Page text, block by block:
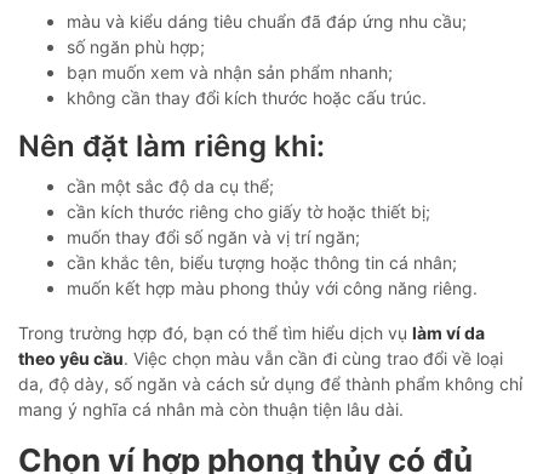
màu và kiểu dáng tiêu chuẩn đã đáp ứng nhu cầu;
số ngăn phù hợp;
bạn muốn xem và nhận sản phẩm nhanh;
không cần thay đổi kích thước hoặc cấu trúc.
Nên đặt làm riêng khi:
cần một sắc độ da cụ thể;
cần kích thước riêng cho giấy tờ hoặc thiết bị;
muốn thay đổi số ngăn và vị trí ngăn;
cần khắc tên, biểu tượng hoặc thông tin cá nhân;
muốn kết hợp màu phong thủy với công năng riêng.
Trong trường hợp đó, bạn có thể tìm hiểu dịch vụ làm ví da
theo yêu cầu. Việc chọn màu vẫn cần đi cùng trao đổi về loại
da, độ dày, số ngăn và cách sử dụng để thành phẩm không chỉ
mang ý nghĩa cá nhân mà còn thuận tiện lâu dài.
Chọn ví hợp phong thủy có đủ